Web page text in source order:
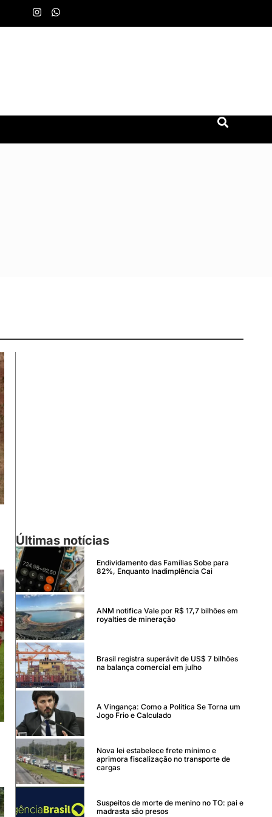
Últimas notícias
Endividamento das Famílias Sobe para
82%, Enquanto Inadimplência Cai
ANM notifica Vale por R$ 17,7 bilhões em
royalties de mineração
Brasil registra superávit de US$ 7 bilhões
na balança comercial em julho
A Vingança: Como a Política Se Torna um
Jogo Frio e Calculado
Nova lei estabelece frete mínimo e
aprimora fiscalização no transporte de
cargas
Suspeitos de morte de menino no TO: pai e
madrasta são presos